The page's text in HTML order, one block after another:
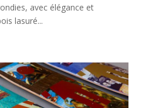
avec élégance et
lasuré...